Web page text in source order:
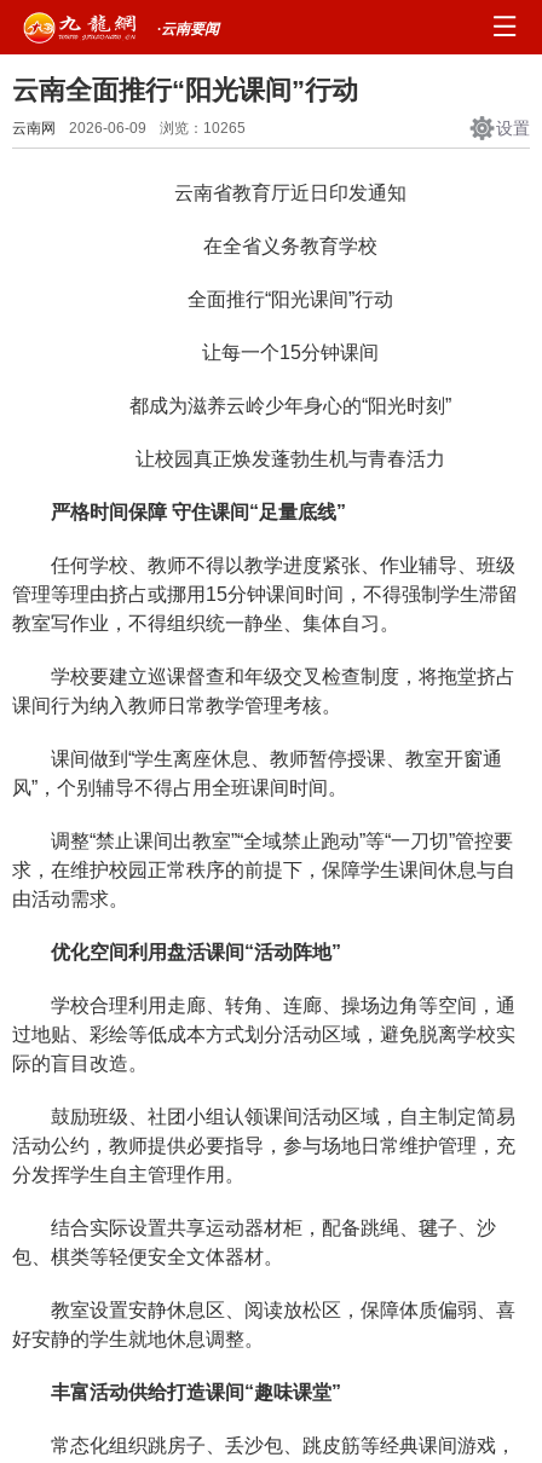
·云南要闻
云南全面推行“阳光课间”行动
云南网 2026-06-09 浏览： 10265 设置
云南省教育厅近日印发通知
在全省义务教育学校
全面推行“阳光课间”行动
让每一个15分钟课间
都成为滋养云岭少年身心的“阳光时刻”
让校园真正焕发蓬勃生机与青春活力
严格时间保障 守住课间“足量底线”
任何学校、教师不得以教学进度紧张、作业辅导、班级
管理等理由挤占或挪用15分钟课间时间，不得强制学生滞留
教室写作业，不得组织统一静坐、集体自习。
学校要建立巡课督查和年级交叉检查制度，将拖堂挤占
课间行为纳入教师日常教学管理考核。
课间做到“学生离座休息、教师暂停授课、教室开窗通
风”，个别辅导不得占用全班课间时间。
调整“禁止课间出教室”“全域禁止跑动”等“一刀切”管控要
求，在维护校园正常秩序的前提下，保障学生课间休息与自
由活动需求。
优化空间利用盘活课间“活动阵地”
学校合理利用走廊、转角、连廊、操场边角等空间，通
过地贴、彩绘等低成本方式划分活动区域，避免脱离学校实
际的盲目改造。
鼓励班级、社团小组认领课间活动区域，自主制定简易
活动公约，教师提供必要指导，参与场地日常维护管理，充
分发挥学生自主管理作用。
结合实际设置共享运动器材柜，配备跳绳、毽子、沙
包、棋类等轻便安全文体器材。
教室设置安静休息区、阅读放松区，保障体质偏弱、喜
好安静的学生就地休息调整。
丰富活动供给打造课间“趣味课堂”
常态化组织跳房子、丢沙包、跳皮筋等经典课间游戏，